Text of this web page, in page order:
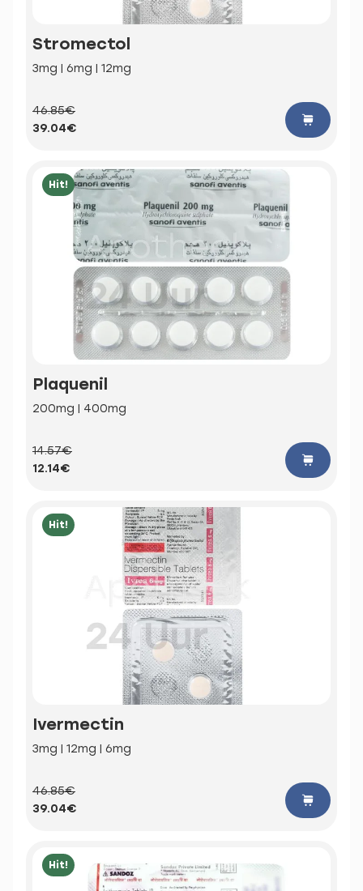
Stromectol
3mg | 6mg | 12mg
46.85€
39.04€
Hit!
Plaquenil
200mg | 400mg
14.57€
12.14€
Hit!
Ivermectin
3mg | 12mg | 6mg
46.85€
39.04€
Hit!